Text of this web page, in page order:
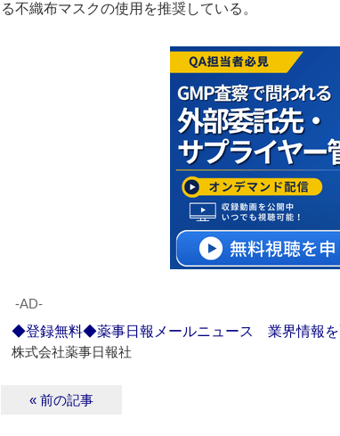
る不織布マスクの使用を推奨している。
‐AD‐
◆登録無料◆薬事日報メールニュース 業界情報を
株式会社薬事日報社
« 前の記事